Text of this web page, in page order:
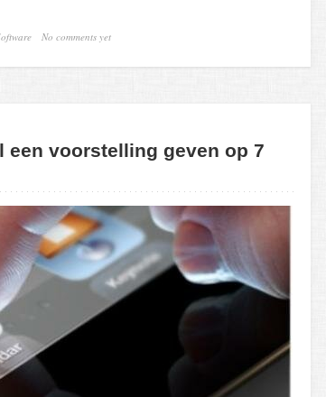
No comments yet
een voorstelling geven op 7